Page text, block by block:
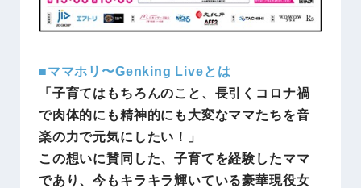
■ママホリ〜Genking Liveとは
「子育てはもちろんのこと、長引くコロナ禍
で肉体的にも精神的にも大変なママたちを音
楽の力で元気にしたい！」
この想いに賛同した、子育てを経験したママ
であり、今もキラキラ輝いている豪華現役女